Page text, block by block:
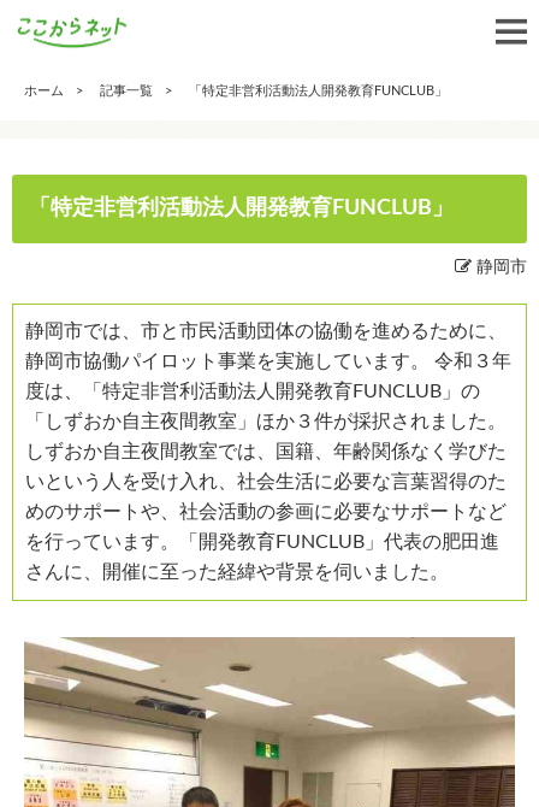
ホーム 記事一覧 「特定非営利活動法人開発教育FUNCLUB」
「特定非営利活動法人開発教育FUNCLUB」
静岡市
静岡市では、市と市民活動団体の協働を進めるために、
静岡市協働パイロット事業を実施しています。 令和３年
度は、「特定非営利活動法人開発教育FUNCLUB」の
「しずおか自主夜間教室」ほか３件が採択されました。
しずおか自主夜間教室では、国籍、年齢関係なく学びた
いという人を受け入れ、社会生活に必要な言葉習得のた
めのサポートや、社会活動の参画に必要なサポートなど
を行っています。「開発教育FUNCLUB」代表の肥田進
さんに、開催に至った経緯や背景を伺いました。